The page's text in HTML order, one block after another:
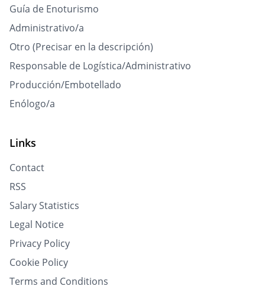
Guía de Enoturismo
Administrativo/a
Otro (Precisar en la descripción)
Responsable de Logística/Administrativo
Producción/Embotellado
Enólogo/a
Links
Contact
RSS
Salary Statistics
Legal Notice
Privacy Policy
Cookie Policy
Terms and Conditions